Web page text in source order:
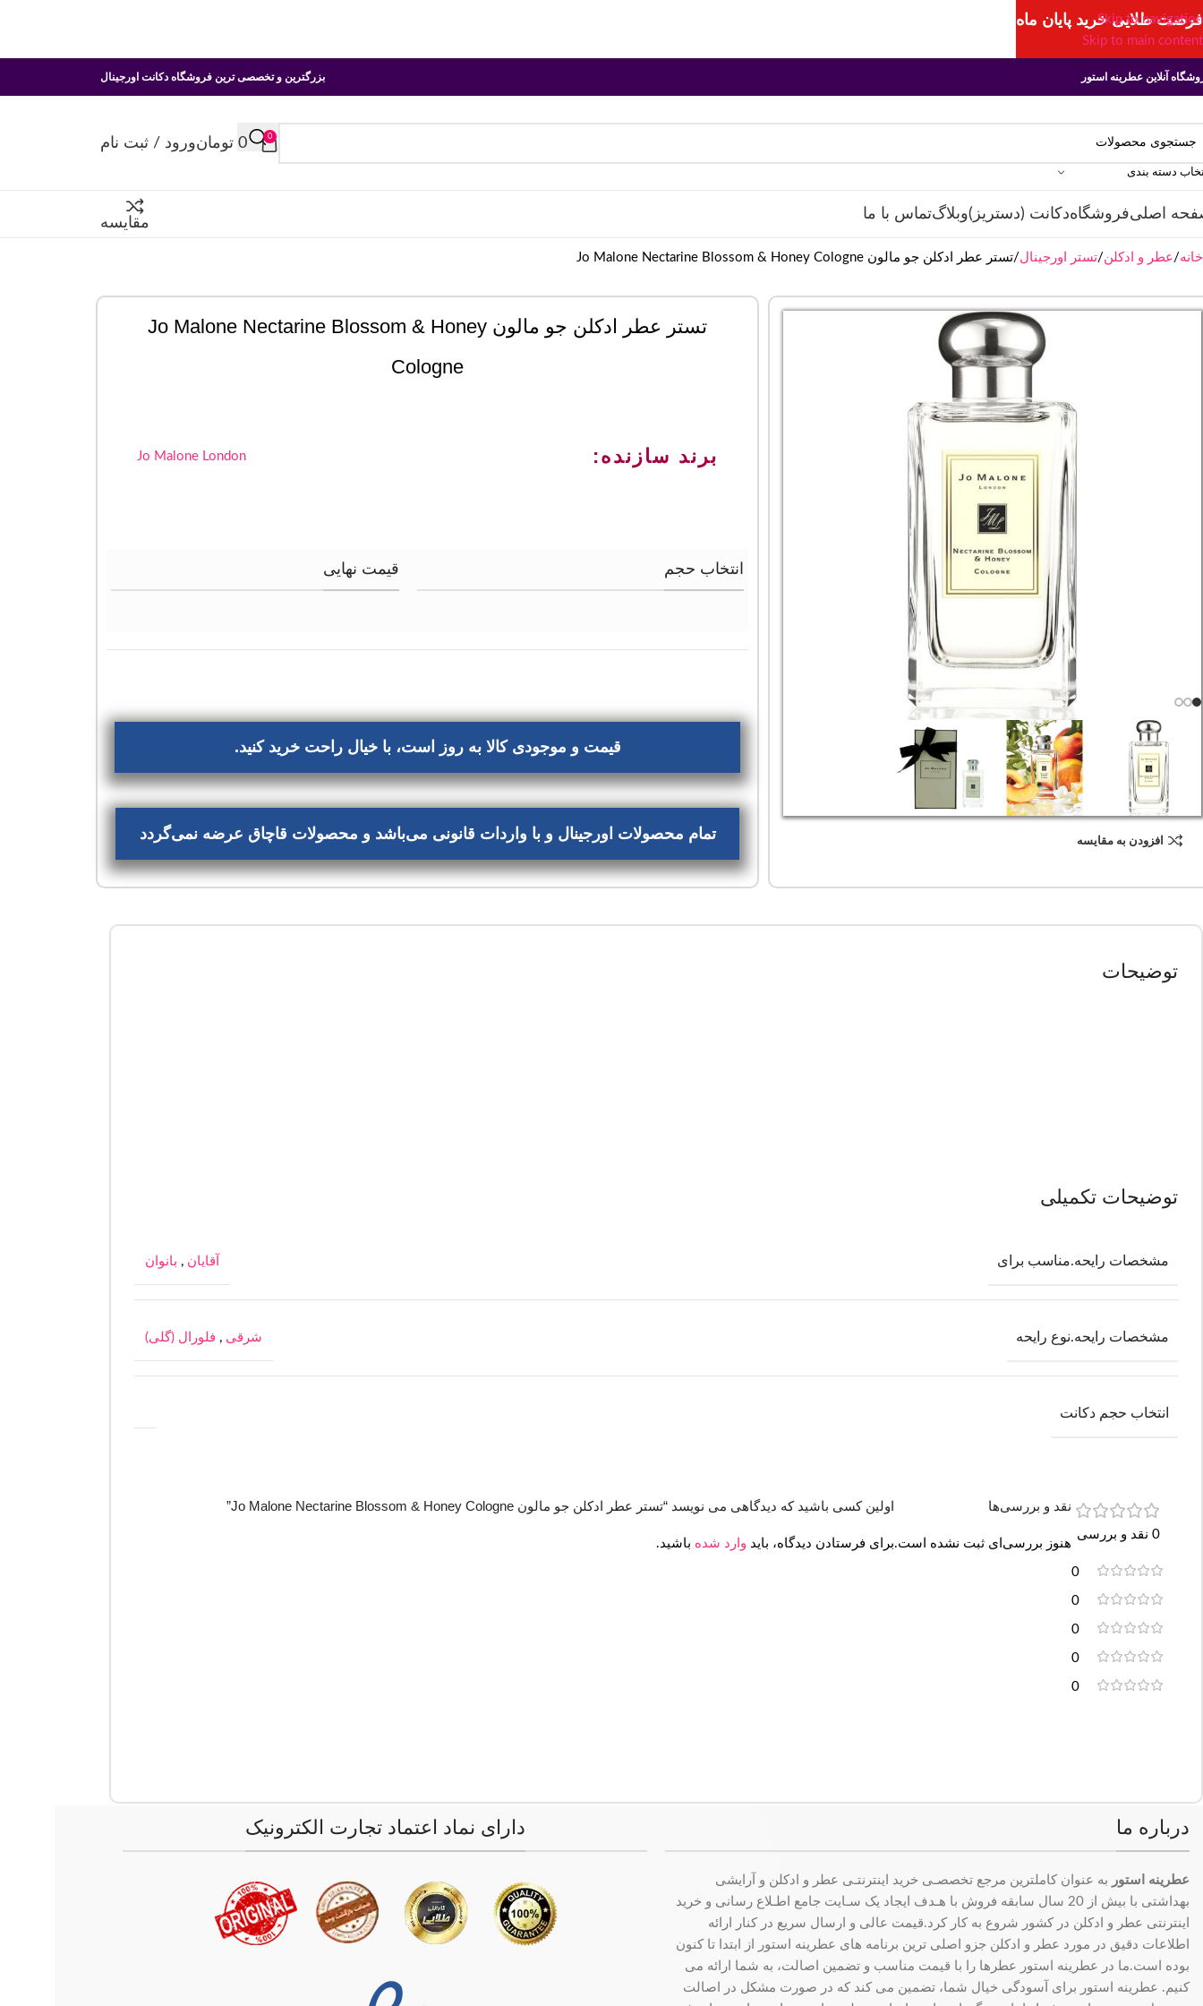
Skip to navigation
Skip to main content
آنلاین عطرینه استور بزرگترین و تخصصی ترین فروشگاه دکانت اورجینال
دسته بندی
0
0 تومانورود / ثبت نام
اصلیفروشگاهدکانت (دستریز)وبلاگتماس با ما
مقایسه
خانه عطر و ادکلن تستر اورجینال تستر عطر ادکلن جو مالون Jo Malone Nectarine Blossom & Honey Cologne
افزودن به مقایسه
تستر عطر ادکلن جو مالون Jo Malone Nectarine Blossom & Honey
Cologne
برند سازنده: Jo Malone London
انتخاب حجم قیمت نهایی
قیمت و موجودی کالا به روز است، با خیال راحت خرید کنید.
تمام محصولات اورجینال و با واردات قانونی می‌باشد و محصولات قاچاق عرضه نمی‌گردد
توضیحات
توضیحات تکمیلی
مشخصات رایحه.مناسب برای آقایان , بانوان
مشخصات رایحه.نوع رایحه شرقی , فلورال (گلی)
انتخاب حجم دکانت
0 نقد و بررسی
0
0
0
0
0
نقد و بررسی‌ها
هنوز بررسی‌ای ثبت نشده است.
اولین کسی باشید که دیدگاهی می نویسد “تستر عطر ادکلن جو مالون Jo Malone Nectarine Blossom & Honey Cologne”
برای فرستادن دیدگاه، باید وارد شده باشید.
درباره ما
عطرینه استور به عنوان کاملترین مرجع تخصصـی خرید اینترنتـی عطر و ادکلن و آرایشی
بهداشتی با بیش از 20 سال سابقه فروش با هـدف ایجاد یک سـایت جامع اطـلاع رسانی و خرید
اینترنتی عطر و ادکلن در کشور شروع به کار کرد.قیمت عالی و ارسال سریع در کنار ارائه
اطلاعات دقیق در مورد عطر و ادکلن جزو اصلی ترین برنامه های عطرینه استور از ابتدا تا کنون
بوده است.ما در عطرینه استور عطرها را با قیمت مناسب و تضمین اصالت، به شما ارائه می
کنیم. عطرینه استور برای آسودگی خیال شما، تضمین می کند که در صورت مشکل در اصالت
دارای نماد اعتماد تجارت الکترونیک
فرصت طلایی خرید پایان ماه